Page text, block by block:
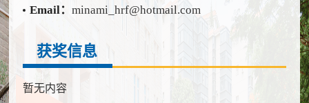
Email：minami_hrf@hotmail.com
获奖信息
暂无内容